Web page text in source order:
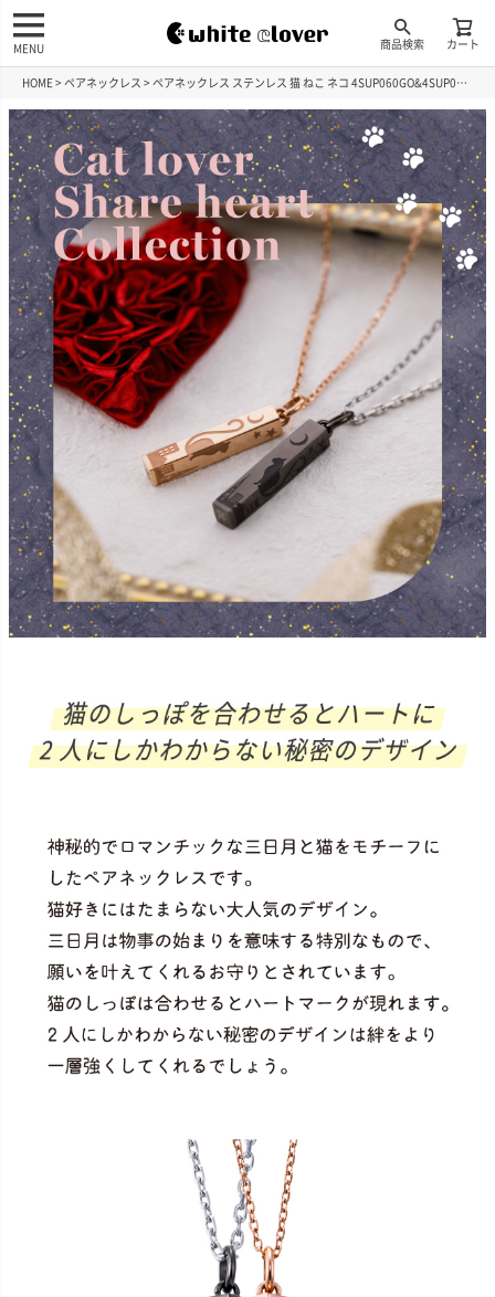
商品検索 カート
MENU
HOME ペアネックレス ペアネックレス ステンレス 猫 ねこ ネコ 4SUP060GO&4SUP060BK